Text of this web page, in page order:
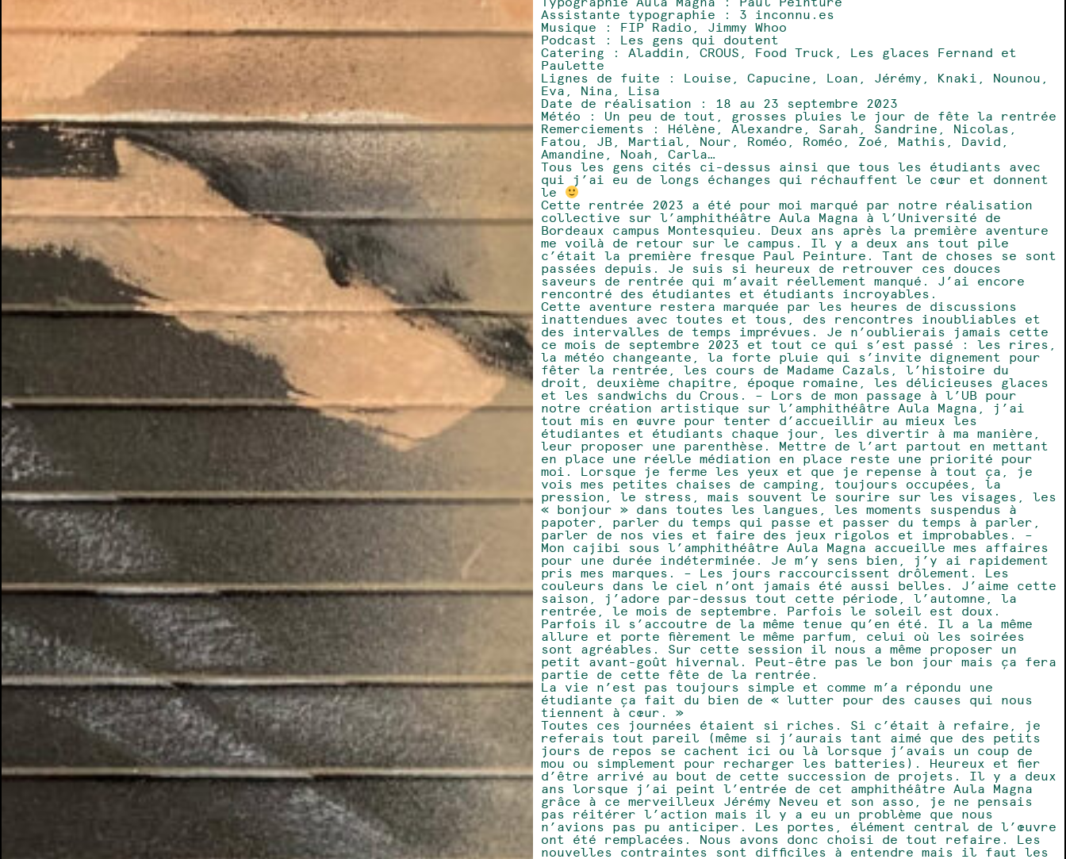
Assistante typographie : 3 inconnu.es
Musique : FIP Radio, Jimmy Whoo
Podcast : Les gens qui doutent
Catering : Aladdin, CROUS, Food Truck, Les glaces Fernand et
Paulette
Lignes de fuite : Louise, Capucine, Loan, Jérémy, Knaki, Nounou,
Eva, Nina, Lisa
Date de réalisation : 18 au 23 septembre 2023
Météo : Un peu de tout, grosses pluies le jour de fête la rentrée
Remerciements : Hélène, Alexandre, Sarah, Sandrine, Nicolas,
Fatou, JB, Martial, Nour, Roméo, Roméo, Zoé, Mathis, David,
Amandine, Noah, Carla…
Tous les gens cités ci-dessus ainsi que tous les étudiants avec
qui j’ai eu de longs échanges qui réchauffent le cœur et donnent
le
Cette rentrée 2023 a été pour moi marqué par notre réalisation
collective sur l’amphithéâtre Aula Magna à l’Université de
Bordeaux campus Montesquieu. Deux ans après la première aventure
me voilà de retour sur le campus. Il y a deux ans tout pile
c’était la première fresque Paul Peinture. Tant de choses se sont
passées depuis. Je suis si heureux de retrouver ces douces
saveurs de rentrée qui m’avait réellement manqué. J’ai encore
rencontré des étudiantes et étudiants incroyables.
Cette aventure restera marquée par les heures de discussions
inattendues avec toutes et tous, des rencontres inoubliables et
des intervalles de temps imprévues. Je n’oublierais jamais cette
ce mois de septembre 2023 et tout ce qui s’est passé : les rires,
la météo changeante, la forte pluie qui s’invite dignement pour
fêter la rentrée, les cours de Madame Cazals, l’histoire du
droit, deuxième chapitre, époque romaine, les délicieuses glaces
et les sandwichs du Crous. – Lors de mon passage à l’UB pour
notre création artistique sur l’amphithéâtre Aula Magna, j’ai
tout mis en œuvre pour tenter d’accueillir au mieux les
étudiantes et étudiants chaque jour, les divertir à ma manière,
leur proposer une parenthèse. Mettre de l’art partout en mettant
en place une réelle médiation en place reste une priorité pour
moi. Lorsque je ferme les yeux et que je repense à tout ça, je
vois mes petites chaises de camping, toujours occupées, la
pression, le stress, mais souvent le sourire sur les visages, les
« bonjour » dans toutes les langues, les moments suspendus à
papoter, parler du temps qui passe et passer du temps à parler,
parler de nos vies et faire des jeux rigolos et improbables. –
Mon cajibi sous l’amphithéâtre Aula Magna accueille mes affaires
pour une durée indéterminée. Je m’y sens bien, j’y ai rapidement
pris mes marques. – Les jours raccourcissent drôlement. Les
couleurs dans le ciel n’ont jamais été aussi belles. J’aime cette
saison, j’adore par-dessus tout cette période, l’automne, la
rentrée, le mois de septembre. Parfois le soleil est doux.
Parfois il s’accoutre de la même tenue qu’en été. Il a la même
allure et porte fièrement le même parfum, celui où les soirées
sont agréables. Sur cette session il nous a même proposer un
petit avant-goût hivernal. Peut-être pas le bon jour mais ça fera
partie de cette fête de la rentrée.
La vie n’est pas toujours simple et comme m’a répondu une
étudiante ça fait du bien de « lutter pour des causes qui nous
tiennent à cœur. »
Toutes ces journées étaient si riches. Si c’était à refaire, je
referais tout pareil (même si j’aurais tant aimé que des petits
jours de repos se cachent ici ou là lorsque j’avais un coup de
mou ou simplement pour recharger les batteries). Heureux et fier
d’être arrivé au bout de cette succession de projets. Il y a deux
ans lorsque j’ai peint l’entrée de cet amphithéâtre Aula Magna
grâce à ce merveilleux Jérémy Neveu et son asso, je ne pensais
pas réitérer l’action mais il y a eu un problème que nous
n’avions pas pu anticiper. Les portes, élément central de l’œuvre
ont été remplacées. Nous avons donc choisi de tout refaire. Les
nouvelles contraintes sont difficiles à entendre mais il faut les